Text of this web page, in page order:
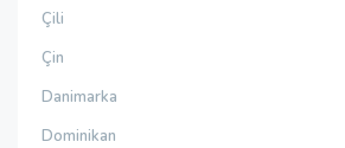
Çili
Çin
Danimarka
Dominikan